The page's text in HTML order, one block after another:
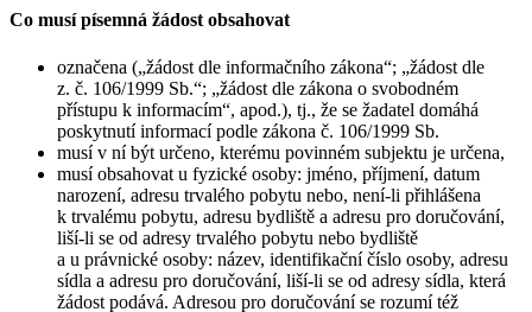
Co musí písemná žádost obsahovat
označena („žádost dle informačního zákona“; „žádost dle
z. č. 106/1999 Sb.“; „žádost dle zákona o svobodném
přístupu k informacím“, apod.), tj., že se žadatel domáhá
poskytnutí informací podle zákona č. 106/1999 Sb.
musí v ní být určeno, kterému povinném subjektu je určena,
musí obsahovat u fyzické osoby: jméno, příjmení, datum
narození, adresu trvalého pobytu nebo, není-li přihlášena
k trvalému pobytu, adresu bydliště a adresu pro doručování,
liší-li se od adresy trvalého pobytu nebo bydliště
a u právnické osoby: název, identifikační číslo osoby, adresu
sídla a adresu pro doručování, liší-li se od adresy sídla, která
žádost podává. Adresou pro doručování se rozumí též